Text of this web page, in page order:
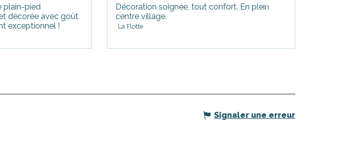
plain-pied
décorée avec goût
exceptionnel !
Décoration soignée, tout confort. En plein
centre village.
La Flotte
Signaler une erreur